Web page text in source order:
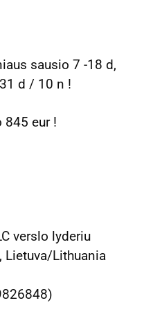
sausio 7 -18 d,
d / 10 n !
845 eur !
verslo lyderiu
Lietuva/Lithuania